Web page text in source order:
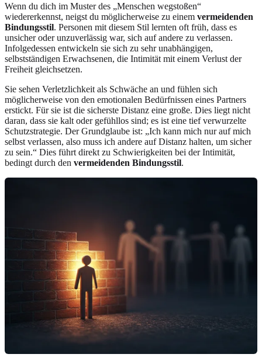
Wenn du dich im Muster des „Menschen wegstoßen“
wiedererkennst, neigst du möglicherweise zu einem vermeidenden
Bindungsstil. Personen mit diesem Stil lernten oft früh, dass es
unsicher oder unzuverlässig war, sich auf andere zu verlassen.
Infolgedessen entwickeln sie sich zu sehr unabhängigen,
selbstständigen Erwachsenen, die Intimität mit einem Verlust der
Freiheit gleichsetzen.
Sie sehen Verletzlichkeit als Schwäche an und fühlen sich
möglicherweise von den emotionalen Bedürfnissen eines Partners
erstickt. Für sie ist die sicherste Distanz eine große. Dies liegt nicht
daran, dass sie kalt oder gefühllos sind; es ist eine tief verwurzelte
Schutzstrategie. Der Grundglaube ist: „Ich kann mich nur auf mich
selbst verlassen, also muss ich andere auf Distanz halten, um sicher
zu sein.“ Dies führt direkt zu Schwierigkeiten bei der Intimität,
bedingt durch den vermeidenden Bindungsstil.